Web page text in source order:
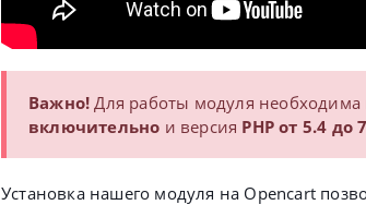
Важно!Для работы модуля необходима
включительно и версия PHP от 5.4 до
Установка нашего модуля на Opencart